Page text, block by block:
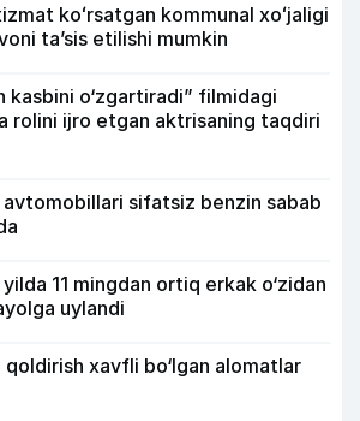
koʻrsatgan kommunal xoʻjaligi
taʼsis etilishi mumkin
kasbini o‘zgartiradi” filmidagi
rolini ijro etgan aktrisaning taqdiri
sifatsiz benzin sabab
11 mingdan ortiq erkak o‘zidan
uylandi
qoldirish xavfli bo‘lgan alomatlar